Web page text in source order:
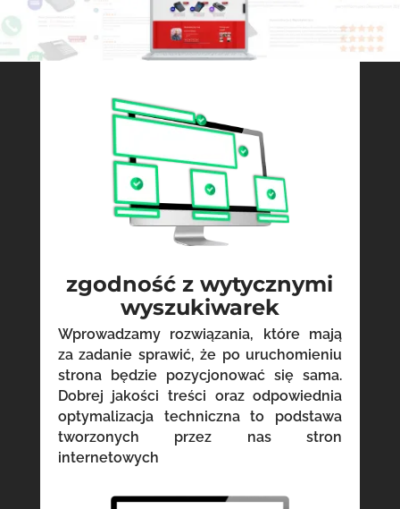
zgodność z wytycznymi
wyszukiwarek
Wprowadzamy rozwiązania, które mają
za zadanie sprawić, że po uruchomieniu
strona będzie pozycjonować się sama.
Dobrej jakości treści oraz odpowiednia
optymalizacja techniczna to podstawa
tworzonych przez nas stron
internetowych